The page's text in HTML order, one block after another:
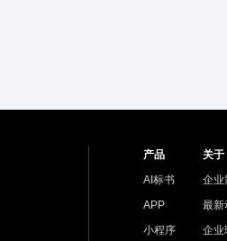
产品
AI标书
APP
小程序
关于
企业
最新
企业